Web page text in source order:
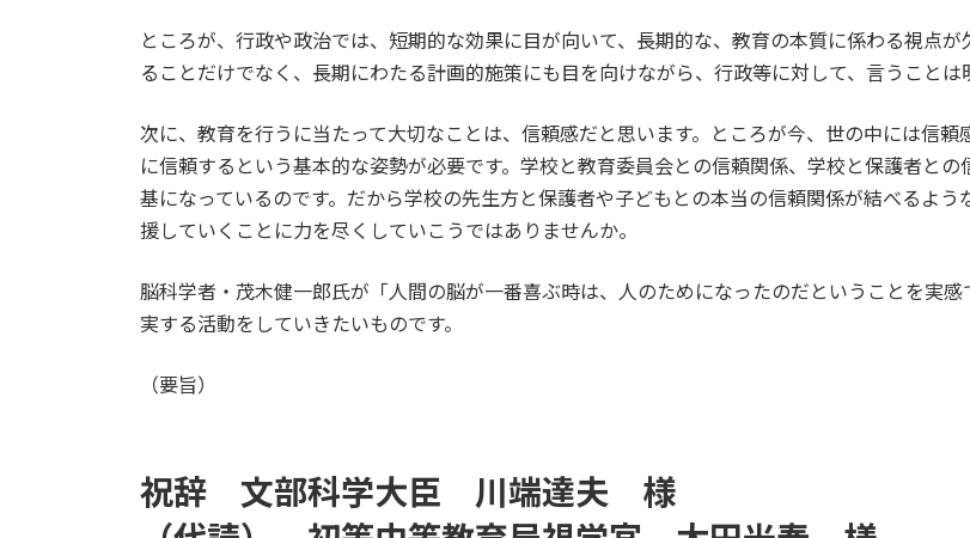
ところが、行政や政治では、短期的な効果に目が向いて、長期的な、教育の本質に係わる視点
ることだけでなく、長期にわたる計画的施策にも目を向けながら、行政等に対して、言うことは
次に、教育を行うに当たって大切なことは、信頼感だと思います。ところが今、世の中には信
に信頼するという基本的な姿勢が必要です。学校と教育委員会との信頼関係、学校と保護者と
基になっているのです。だから学校の先生方と保護者や子どもとの本当の信頼関係が結べるよ
援していくことに力を尽くしていこうではありませんか。
脳科学者・茂木健一郎氏が「人間の脳が一番喜ぶ時は、人のためになったのだということを実
実する活動をしていきたいものです。
（要旨）
祝辞 文部科学大臣 川端達夫 様